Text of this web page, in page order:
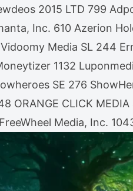
2015 LTD 799
Inc. 610 Azerion
Media SL 244
1132
SE 276
ORANGE CLICK
Media, Inc.